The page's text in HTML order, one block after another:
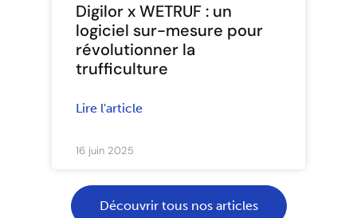
Digilor x WETRUF : un
logiciel sur-mesure pour
révolutionner la
trufficulture
Lire l'article
16 juin 2025
Découvrir tous nos articles